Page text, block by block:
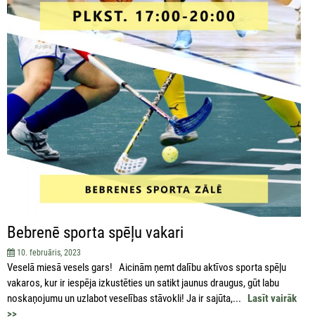
Bebrenē sporta spēļu vakari
10. februāris, 2023
Veselā miesā vesels gars! Aicinām ņemt dalību aktīvos sporta spēļu
vakaros, kur ir iespēja izkustēties un satikt jaunus draugus, gūt labu
noskaņojumu un uzlabot veselības stāvokli! Ja ir sajūta,... Lasīt vairāk
>>